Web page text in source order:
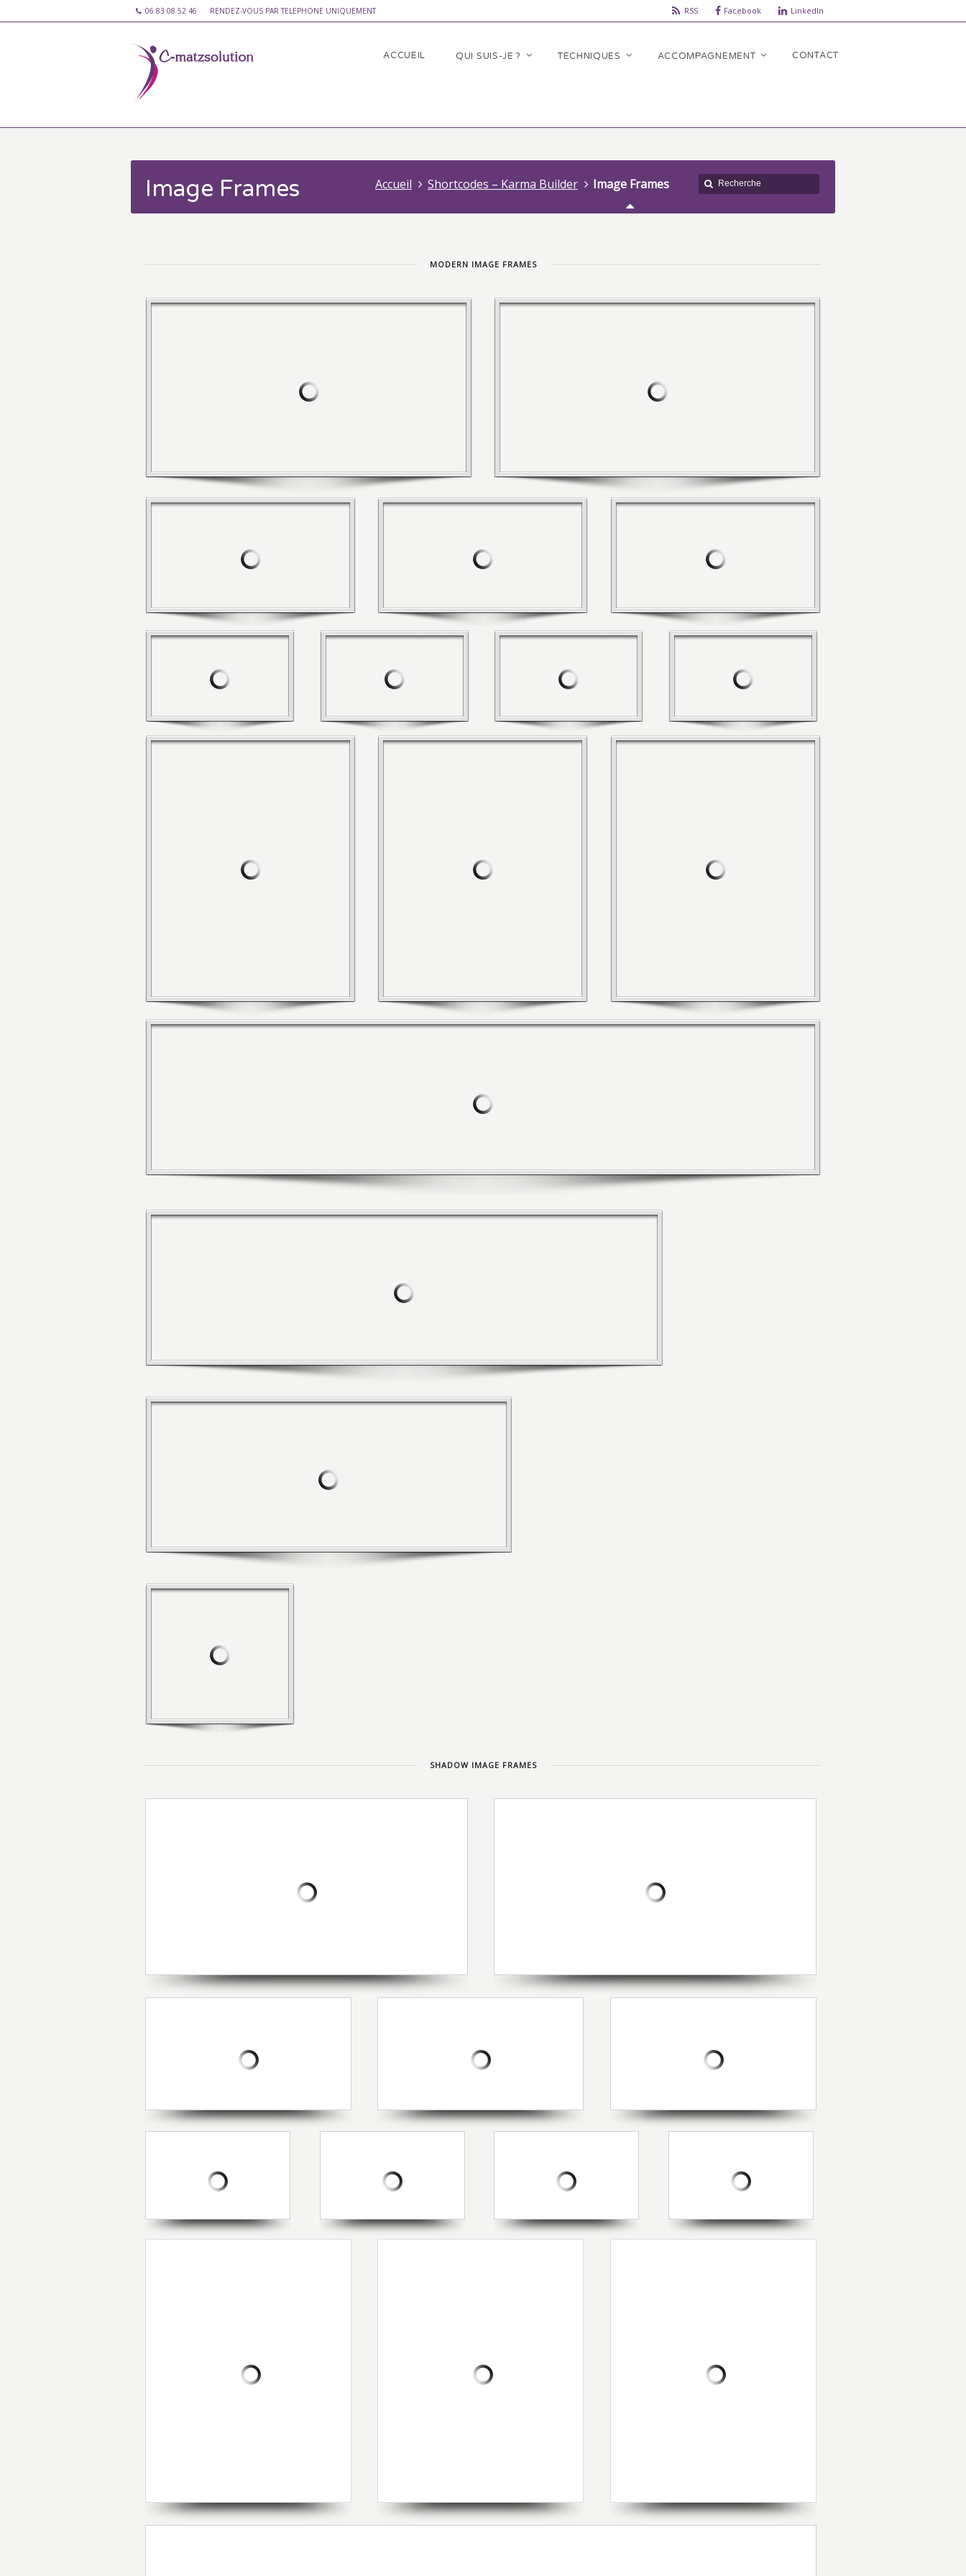
06 83 08 52 46 RENDEZ-VOUS PAR TELEPHONE UNIQUEMENT RSS Facebook LinkedIn
ACCUEIL QUI SUIS-JE ? TECHNIQUES ACCOMPAGNEMENT CONTACT
Image Frames Accueil Shortcodes – Karma Builder Image Frames
MODERN IMAGE FRAMES
SHADOW IMAGE FRAMES